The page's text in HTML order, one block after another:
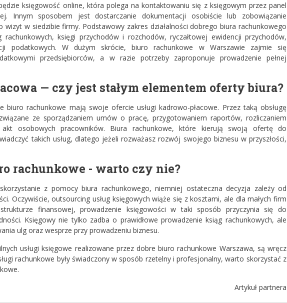
księgowość online, która polega na kontaktowaniu się z księgowym przez panel
Innym sposobem jest dostarczanie dokumentacji osobiście lub zobowiązanie
wizyt w siedzibie firmy. Podstawowy zakres działalności dobrego biura rachunkowego
rachunkowych, księgi przychodów i rozchodów, ryczałtowej ewidencji przychodów,
podatkowych. W dużym skrócie, biuro rachunkowe w Warszawie zajmie się
przedsiębiorców, a w razie potrzeby zaproponuje prowadzenie pełnej
— czy jest stałym elementem oferty biura?
biuro rachunkowe mają swoje ofercie usługi kadrowo-płacowe. Przez taką obsługę
ze sporządzaniem umów o pracę, przygotowaniem raportów, rozliczaniem
osobowych pracowników. Biura rachunkowe, które kierują swoją ofertę do
takich usług, dlatego jeżeli rozważasz rozwój swojego biznesu w przyszłości,
rachunkowe - warto czy nie?
z pomocy biura rachunkowego, niemniej ostateczna decyzja zależy od
Oczywiście, outsourcing usług księgowych wiąże się z kosztami, ale dla małych firm
finansowej, prowadzenie księgowości w taki sposób przyczynia się do
Księgowy nie tylko zadba o prawidłowe prowadzenie ksiąg rachunkowych, ale
ulg oraz wesprze przy prowadzeniu biznesu.
usługi księgowe realizowane przez dobre biuro rachunkowe Warszawa, są wręcz
rachunkowe były świadczony w sposób rzetelny i profesjonalny, warto skorzystać z
Artykuł partnera